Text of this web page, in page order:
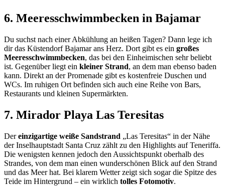
6. Meeresschwimm­becken in Bajamar
Du suchst nach einer Abkühlung an heißen Tagen? Dann lege ich
dir das Küstendorf Bajamar ans Herz. Dort gibt es ein großes
Meeresschwimmbecken, das bei den Einheimischen sehr beliebt
ist. Gegenüber liegt ein kleiner Strand, an dem man ebenso baden
kann. Direkt an der Promenade gibt es kostenfreie Duschen und
WCs. Im ruhigen Ort befinden sich auch eine Reihe von Bars,
Restaurants und kleinen Supermärkten.
7. Mirador Playa Las Teresitas
Dereinzigartige weiße Sandstrand „Las Teresitas“ in der Nähe
der Inselhauptstadt Santa Cruz zählt zu den Highlights auf Teneriffa.
Die wenigsten kennen jedoch den Aussichtspunkt oberhalb des
Strandes, von dem man einen wunderschönen Blick auf den Strand
und das Meer hat. Bei klarem Wetter zeigt sich sogar die Spitze des
Teide im Hintergrund – ein wirklich tolles Fotomotiv.